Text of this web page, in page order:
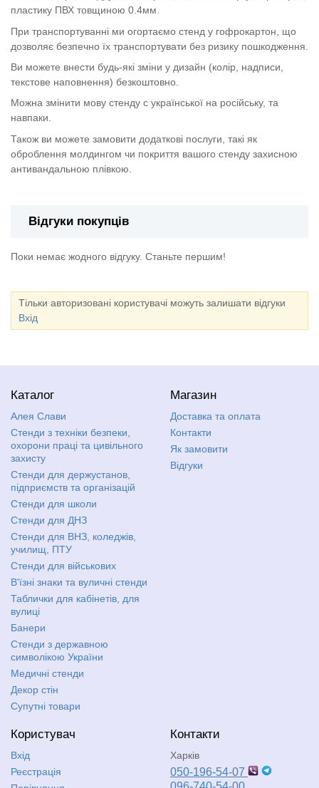
пластику ПВХ товщиною 0.4мм.
При транспортуванні ми огортаємо стенд у гофрокартон, що
дозволяє безпечно їх транспортувати без ризику пошкодження.
Ви можете внести будь-які зміни у дизайн (колір, надписи,
текстове наповнення) безкоштовно.
Можна змінити мову стенду с української на російську, та
навпаки.
Також ви можете замовити додаткові послуги, такі як
оброблення молдингом чи покриття вашого стенду захисною
антивандальною плівкою.
Відгуки покупців
Поки немає жодного відгуку. Станьте першим!
Тільки авторизовані користувачі можуть залишати відгуки
Вхід
Каталог
Алея Слави
Стенди з техніки безпеки,
охорони праці та цивільного
захисту
Стенди для держустанов,
підприємств та організацій
Стенди для школи
Стенди для ДНЗ
Стенди для ВНЗ, коледжів,
училищ, ПТУ
Стенди для військових
В'їзні знаки та вуличні стенди
Таблички для кабінетів, для
вулиці
Банери
Стенди з державною
символікою України
Медичні стенди
Декор стін
Супутні товари
Магазин
Доставка та оплата
Контакти
Як замовити
Відгуки
Користувач
Вхід
Реєстрація
Контакти
Харків
050-196-54-07